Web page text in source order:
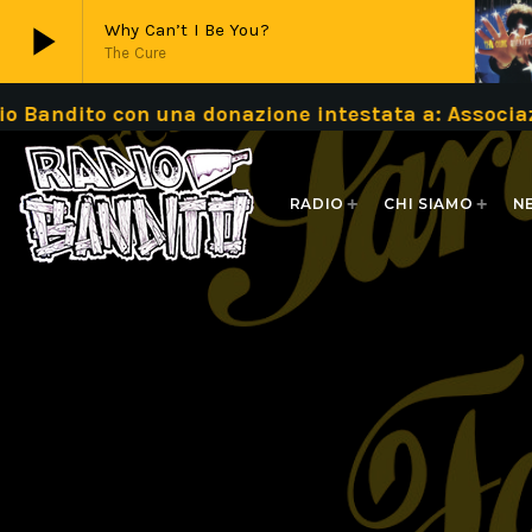
play_arrow Why Can’t I Be You?
The Cure
play_arrow Live
una donazione intestata a: Associazione
RADIO CHI SIAMO